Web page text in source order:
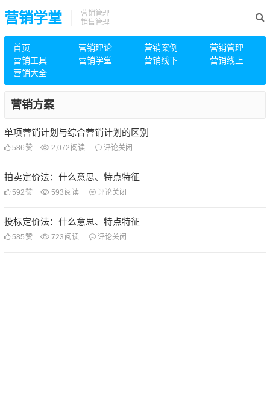
营销学堂
营销管理
销售管理
首页 营销理论 营销案例
营销管理
营销工具
营销学堂 营销线下
营销线上
营销大全
营销方案
单项营销计划与综合营销计划的区别
586 赞 2,072 阅读 评论关闭
拍卖定价法：什么意思、特点特征
592 赞 593 阅读 评论关闭
投标定价法：什么意思、特点特征
585 赞 723 阅读 评论关闭